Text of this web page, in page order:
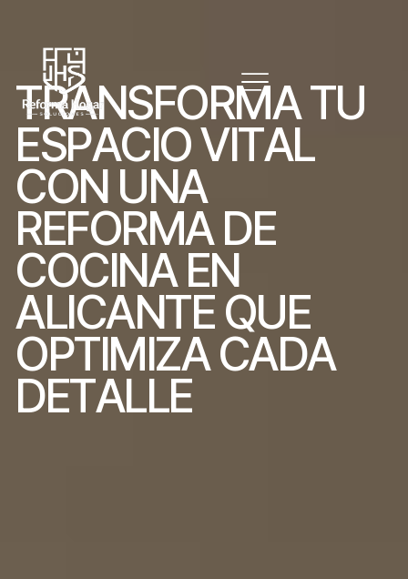
TRANSFORMATU
ESPACIOVITAL
CON UNA
REFORMA DE
COCINA EN
ALICANTE QUE
OPTIMIZA CADA
DETALLE